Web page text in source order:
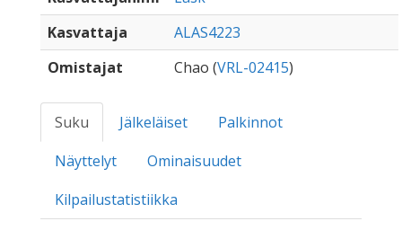
Kasvattaja
ALAS4223
Omistajat
Chao (VRL-02415)
Suku Jälkeläiset
Palkinnot
Näyttelyt
Ominaisuudet
Kilpailustatistiikka